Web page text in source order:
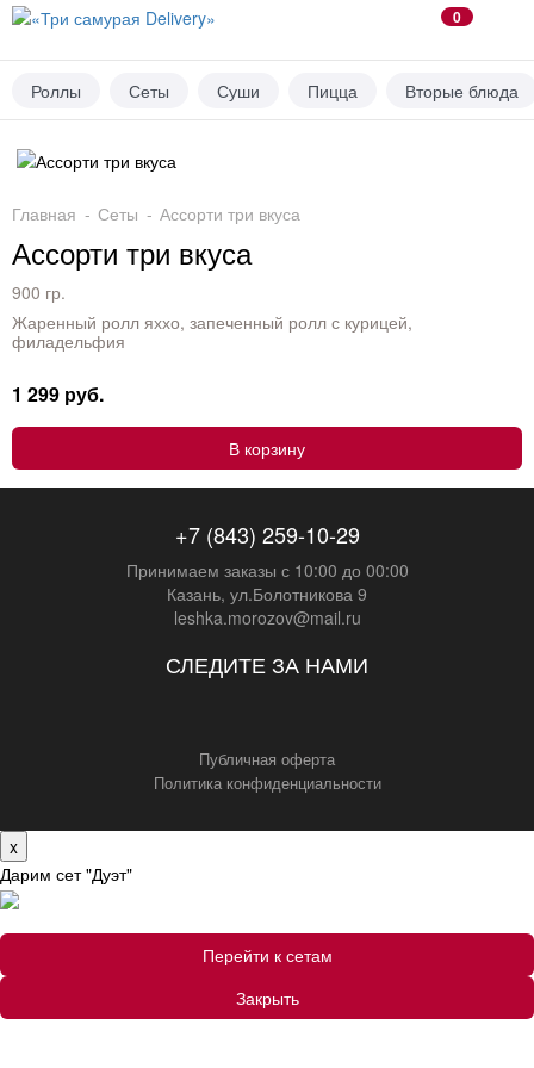
0
Роллы Сеты Суши Пицца Вторые блюда
Главная Сеты Ассорти три вкуса
Ассорти три вкуса
900 гр.
Жаренный ролл яххо, запеченный ролл с курицей,
филадельфия
1 299 руб.
В корзину
+7 (843) 259-10-29
Принимаем заказы с 10:00 до 00:00
Казань, ул.Болотникова 9
leshka.morozov@mail.ru
СЛЕДИТЕ ЗА НАМИ
Публичная оферта
Политика конфиденциальности
x
Дарим сет "Дуэт"
Перейти к сетам
Закрыть